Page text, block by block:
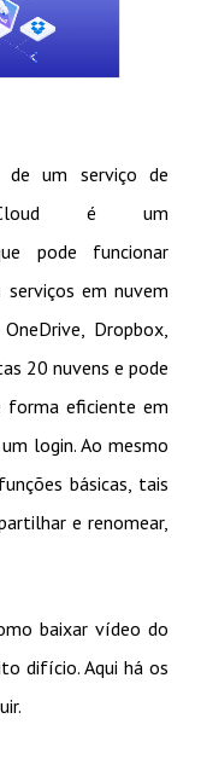
de um serviço de
é um
pode funcionar
em nuvem
Dropbox,
20 nuvens e pode
forma eficiente em
login. Ao mesmo
básicas, tais
e renomear,
baixar vídeo do
difício. Aqui há os